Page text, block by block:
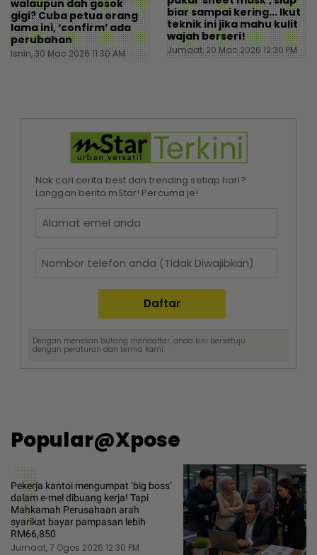
walaupun dah gosok
gigi? Cuba petua orang
lama ini, ‘confirm’ ada
perubahan
Isnin, 30 Mac 2026 11:30 AM
biar sampai kering... Ikut
teknik ini jika mahu kulit
wajah berseri!
Jumaat, 20 Mac 2026 12:30 PM
Nak cari cerita best dan trending setiap hari?
Langgan berita mStar! Percuma je!
Dengan menekan butang mendaftar, anda kini bersetuju
dengan peraturan dan terma kami.
Popular@Xpose
1
Pekerja kantoi mengumpat ‘big boss’
dalam e-mel dibuang kerja! Tapi
Mahkamah Perusahaan arah
syarikat bayar pampasan lebih
RM66,850
Jumaat, 7 Ogos 2026 12:30 PM